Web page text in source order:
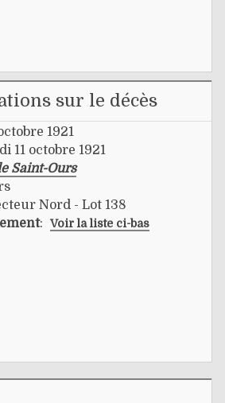
sur le décès
1921
11 octobre 1921
Saint-Ours
Nord - Lot 138
: Voir la liste ci-bas